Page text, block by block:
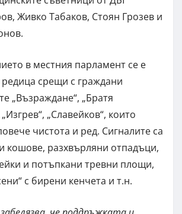
Живко Табаков, Стоян Грозев и
в местния парламент се е
редица срещи с граждани
„Възраждане“, „Братя
„Славейков“, които
чистота и ред. Сигналите са
кошове, разхвърляни отпадъци,
и потъпкани тревни площи,
с бирени кенчета и т.н.